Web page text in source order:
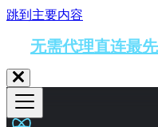
跳到主要内容
无需代理直连最